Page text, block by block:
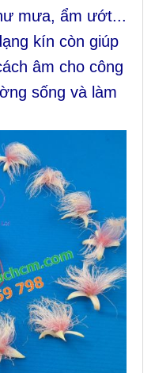
mưa, ẩm ướt...
kín còn giúp
âm cho công
sống và làm